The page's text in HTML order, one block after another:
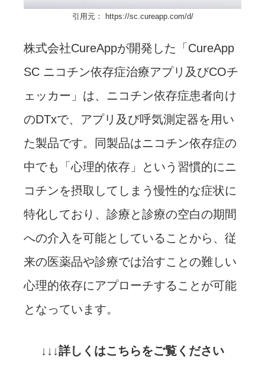
引用元： https://sc.cureapp.com/d/
株式会社CureAppが開発した「CureApp
SC ニコチン依存症治療アプリ及びCOチ
ェッカー」は、ニコチン依存症患者向け
のDTxで、アプリ及び呼気測定器を用い
た製品です。同製品はニコチン依存症の
中でも「心理的依存」という習慣的にニ
コチンを摂取してしまう慢性的な症状に
特化しており、診療と診療の空白の期間
への介入を可能としていることから、従
来の医薬品や診療では治すことの難しい
心理的依存にアプローチすることが可能
となっています。
↓↓↓詳しくはこちらをご覧ください